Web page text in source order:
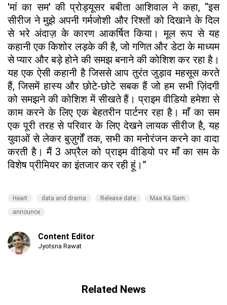
'मां का सम' की प्रोड्यूसर बबीता आशिवाल ने कहा, “इस
सीरीज ने मुझे अपनी गर्मजोशी और रिश्तों को दिखाने के दिल
से भरे अंदाज़ के कारण आकर्षित किया। मूल रूप से यह
कहानी एक किशोर लड़के की है, जो गणित और डेटा के माध्यम
से प्यार और बड़े होने की समझ बनाने की कोशिश कर रहा है।
यह एक ऐसी कहानी है जिससे आप तुरंत जुड़ाव महसूस करते
हैं, जिसमें हास्य और छोटे-छोटे सबक हैं जो हम सभी ज़िंदगी
को समझने की कोशिश में सीखते हैं। प्राइम वीडियो हमेशा से
काम करने के लिए एक बेहतरीन पार्टनर रहा है। माँ का सम
एक पूरी तरह से परिवार के लिए देखने लायक सीरीज है, यह
युवाओं से लेकर बुज़ुर्गों तक, सभी का मनोरंजन करने का वादा
करती है। मैं 3 अप्रैल को प्राइम वीडियो पर माँ का सम के
विशेष प्रीमियर का इंतजार कर रही हूं।”
Heart data and drama Release date
Maa Ka Sam
announce
Content Editor
Jyotsna Rawat
Related News